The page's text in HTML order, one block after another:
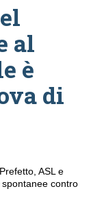
al
è
di
ASL e
contro